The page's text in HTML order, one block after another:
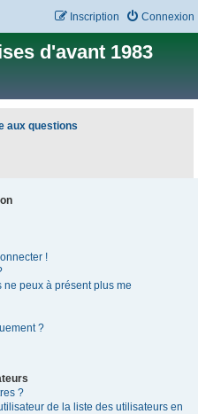
Connexion
Inscription
d'avant 1983
aux questions
!
ne peux à présent plus me
?
?
de la liste des utilisateurs en